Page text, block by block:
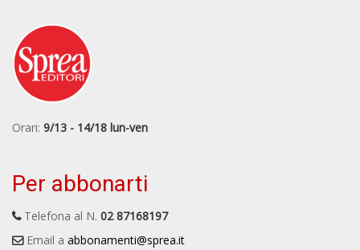
Orari: 9/13 - 14/18 lun-ven
Per abbonarti
Telefona al N. 02 87168197
Email a abbonamenti@sprea.it